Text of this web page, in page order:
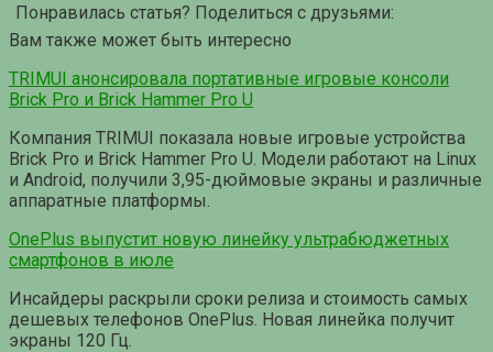
Понравилась статья? Поделиться с друзьями:
Вам также может быть интересно
TRIMUI анонсировала портативные игровые консоли
Brick Pro и Brick Hammer Pro U
Компания TRIMUI показала новые игровые устройства
Brick Pro и Brick Hammer Pro U. Модели работают на Linux
и Android, получили 3,95-дюймовые экраны и различные
аппаратные платформы.
OnePlus выпустит новую линейку ультрабюджетных
смартфонов в июле
Инсайдеры раскрыли сроки релиза и стоимость самых
дешевых телефонов OnePlus. Новая линейка получит
экраны 120 Гц.